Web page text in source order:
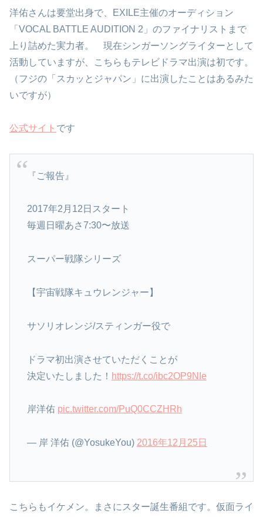
洋佑さんは要堂出身で、EXILE主催のオーディション
「VOCAL BATTLE AUDITION 2」のファイナリストまで
上り詰めた実力者。 現在シンガーソングライターとして
活動していますが、こちらもテレビドラマ出演は初です。
（フジの「スカッとジャパン」に出演したことはあるみた
いですが）
公式サイト です
『ご報告』
2017年2月12日スタート
毎週日曜あさ7:30〜放送
スーパー戦隊シリーズ
【宇宙戦隊キュウレンジャー】
サソリオレンジ/スティンガー役で
ドラマ初出演させていただくことが
決定いたしました！ https://t.co/ibc2OP9NIe
岸洋佑 pic.twitter.com/PuQ0CCZHRh
— 岸 洋佑 (@YosukeYou) 2016年12月25日
こちらもイケメン。まさにスター誕生番組です。仮面ライ